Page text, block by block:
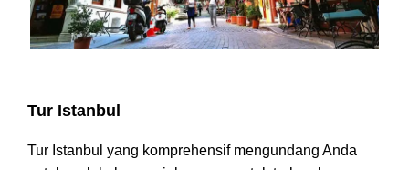
Tur Istanbul
Tur Istanbul yang komprehensif mengundang Anda